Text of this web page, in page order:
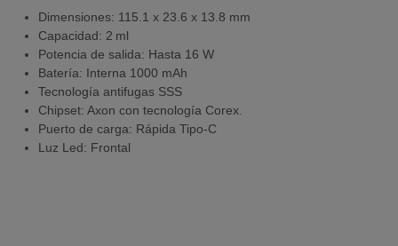
Dimensiones: 115.1 x 23.6 x 13.8 mm
Capacidad: 2 ml
Potencia de salida: Hasta 16 W
Batería: Interna 1000 mAh
Tecnología antifugas SSS
Chipset: Axon con tecnología Corex.
Puerto de carga: Rápida Tipo-C
Luz Led: Frontal